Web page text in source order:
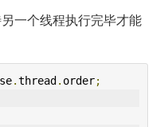
一个线程执行完毕才能
.thread . order;